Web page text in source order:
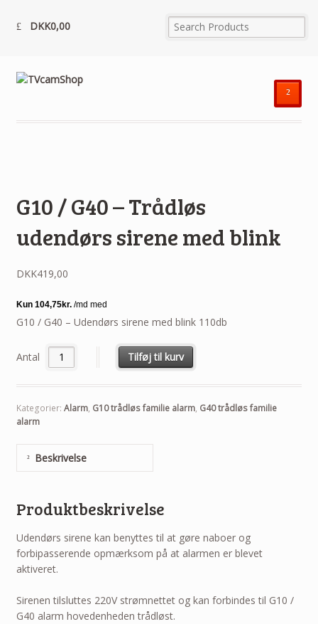
DKK0,00
²
G10 / G40 – Trådløs
udendørs sirene med blink
DKK419,00
G10 / G40 – Udendørs sirene med blink 110db
Antal Tilføj til kurv
Kategorier: Alarm, G10 trådløs familie alarm, G40 trådløs familie
alarm
Beskrivelse
Produktbeskrivelse
Udendørs sirene kan benyttes til at gøre naboer og
forbipasserende opmærksom på at alarmen er blevet
aktiveret.
Sirenen tilsluttes 220V strømnettet og kan forbindes til G10 /
G40 alarm hovedenheden trådløst.